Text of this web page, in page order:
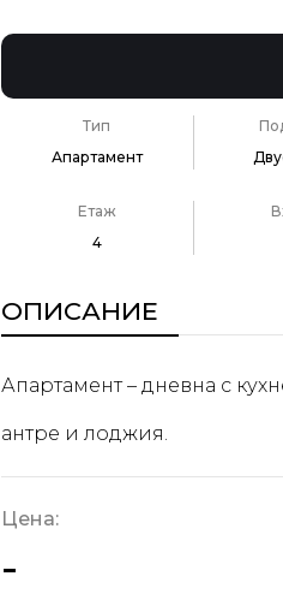
Тип
Апартамент
Етаж
4
ОПИСАНИЕ
Апартамент – дневна с
антре и лоджия.
Цена:
-